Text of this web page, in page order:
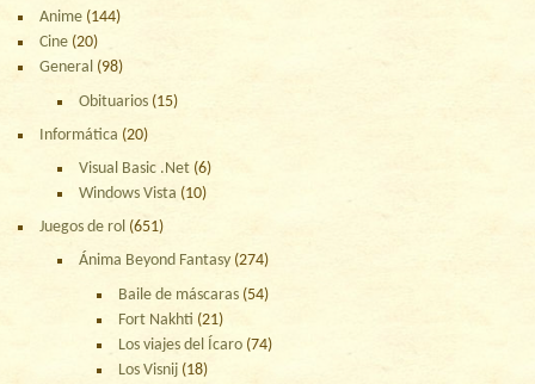
Anime (144)
Cine (20)
General (98)
Obituarios (15)
Informática (20)
Visual Basic .Net (6)
Windows Vista (10)
Juegos de rol (651)
Ánima Beyond Fantasy (274)
Baile de máscaras (54)
Fort Nakhti (21)
Los viajes del Ícaro (74)
Los Visnij (18)